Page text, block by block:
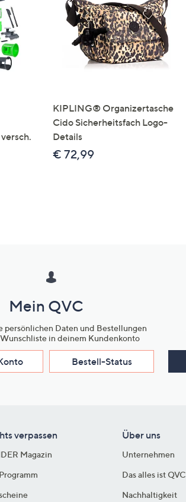
KIPLING® Organizertasche
Cido Sicherheitsfach Logo-
Details
€ 72,99
Mein QVC
persönlichen Daten und Bestellungen
in deinem Kundenkonto
Bestell-Status
verpassen
Magazin
Über uns
Unternehmen
Das alles ist QVC
Nachhaltigkeit